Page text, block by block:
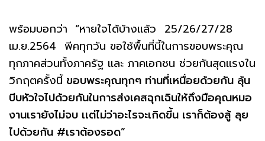
พร้อมบอกว่า “หายใจได้บ้างเเล้ว 25/26/27/28
เม.ย.2564 พีคทุกวัน ขอใช้พื้นที่นี้ในการขอบพระคุณ
ทุกภาคส่วนทั้งภาครัฐ เเละ ภาคเอกชน ช่วยกันสุดเเรงใน
วิกฤตครั้งนี้ขอบพระคุณทุกๆ ท่านที่เหนื่อยด้วยกัน ลุ้น
บีบหัวใจไปด้วยกันในการส่งเคสฉุกเฉินให้ถึงมือคุณหมอ
งานเรายังไม่จบ เเต่ไม่ว่าอะไรจะเกิดขึ้น เราก็ต้องสู้ ลุย
ไปด้วยกัน #เราต้องรอด”